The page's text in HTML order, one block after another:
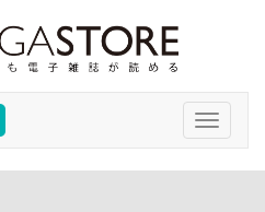
Toggle